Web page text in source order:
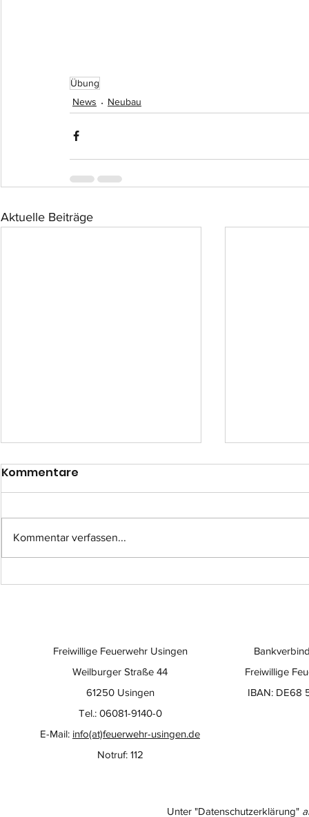
Übung
News
Neubau
Aktuelle Beiträge
Neue Bilder von der
Kommentare
Kommentar verfassen...
Freiwillige
IBAN: DE68
Freiwillige Feuerwehr Usingen
Weilburger Straße 44
61250 Usingen
Tel.: 06081-9140-0
E-Mail: info(at)feuerwehr-usingen.de
Notruf: 112
Unter "Datenschutzerklärung"